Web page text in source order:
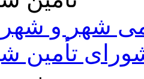
شهر و
تأمین